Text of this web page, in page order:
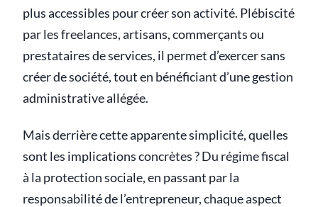
plus accessibles pour créer son activité. Plébiscité
par les freelances, artisans, commerçants ou
prestataires de services, il permet d’exercer sans
créer de société, tout en bénéficiant d’une gestion
administrative allégée.
Mais derrière cette apparente simplicité, quelles
sont les implications concrètes ? Du régime fiscal
à la protection sociale, en passant par la
responsabilité de l’entrepreneur, chaque aspect